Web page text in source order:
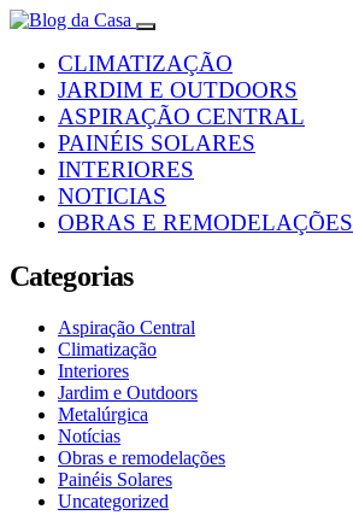
CLIMATIZAÇÃO
JARDIM E OUTDOORS
ASPIRAÇÃO CENTRAL
PAINÉIS SOLARES
INTERIORES
NOTICIAS
OBRAS E REMODELAÇÕES
Categorias
Aspiração Central
Climatização
Interiores
Jardim e Outdoors
Metalúrgica
Notícias
Obras e remodelações
Painéis Solares
Uncategorized